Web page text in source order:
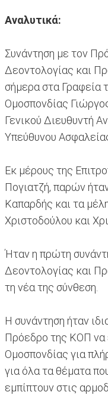
Αναλυτικά:
Συνάντηση με τον
Δεοντολογίας και
σήμερα στα
Ομοσπονδίας
Γενικού Διευθυντή
Υπεύθυνου
Εκ μέρους της
Πογιατζή, παρών
Καπαρδής και τα
Χριστοδούλου και
Ήταν η πρώτη
Δεοντολογίας και
τη νέα της σύνθεση.
Η συνάντηση ήταν
Πρόεδρο της ΚΟΠ να
Ομοσπονδίας για
για όλα τα θέματα
εμπίπτουν στις